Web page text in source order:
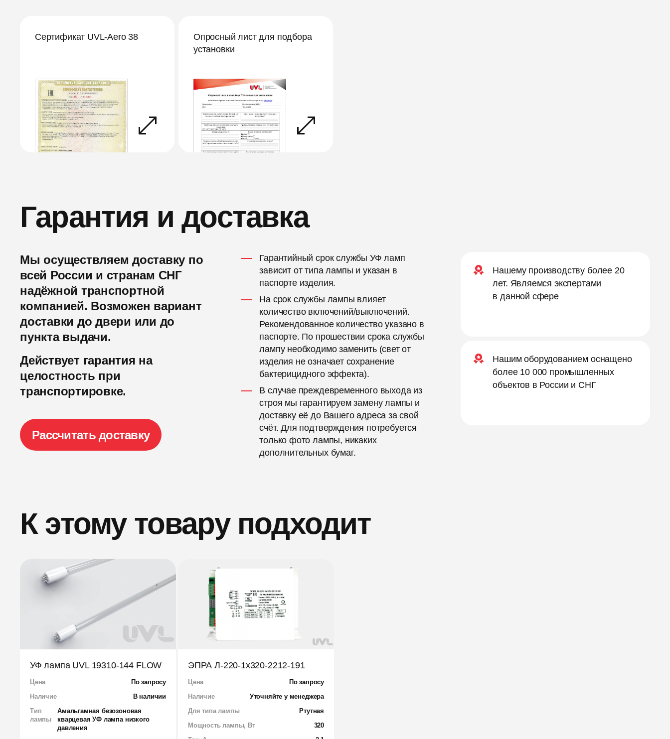
Сертификат UVL-Aero 38
Опросный лист для подбора
установки
Гарантия и доставка
Мы осуществляем доставку по
всей России и странам СНГ
надёжной транспортной
компанией. Возможен вариант
доставки до двери или до
пункта выдачи.
Действует гарантия на
целостность при
транспортировке.
Рассчитать доставку
Гарантийный срок службы УФ ламп
зависит от типа лампы и указан в
паспорте изделия.
На срок службы лампы влияет
количество включений/выключений.
Рекомендованное количество указано в
паспорте. По прошествии срока службы
лампу необходимо заменить (свет от
изделия не означает сохранение
бактерицидного эффекта).
В случае преждевременного выхода из
строя мы гарантируем замену лампы и
доставку её до Вашего адреса за свой
счёт. Для подтверждения потребуется
только фото лампы, никаких
дополнительных бумаг.
Нашему производству более 20
лет. Являемся экспертами
в данной сфере
Нашим оборудованием оснащено
более 10 000 промышленных
объектов в России и СНГ
К этому товару подходит
УФ лампа UVL 19310-144 FLOW
Цена
По запросу
Наличие
В наличии
Тип
лампы
Амальгамная безозоновая
кварцевая УФ лампа низкого
давления
ЭПРА Л-220-1х320-2212-191
Цена
По запросу
Наличие
Уточняйте у менеджера
Для типа лампы
Ртутная
Мощность лампы, Вт
320